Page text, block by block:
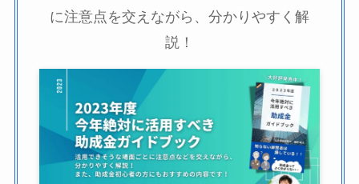
に注意点を交えながら、分かりやすく解
説！